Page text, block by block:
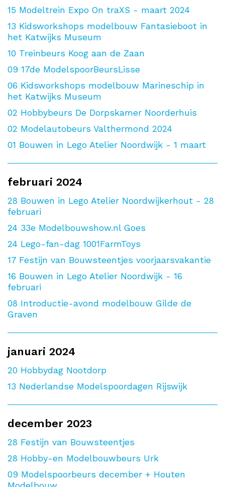
15 Modeltrein Expo On traXS - maart 2024
13 Kidsworkshops modelbouw Fantasieboot in
het Katwijks Museum
10 Treinbeurs Koog aan de Zaan
09 17de ModelspoorBeursLisse
06 Kidsworkshops modelbouw Marineschip in
het Katwijks Museum
02 Hobbybeurs De Dorpskamer Noorderhuis
02 Modelautobeurs Valthermond 2024
01 Bouwen in Lego Atelier Noordwijk - 1 maart
februari 2024
28 Bouwen in Lego Atelier Noordwijkerhout - 28
februari
24 33e Modelbouwshow.nl Goes
24 Lego-fan-dag 1001FarmToys
17 Festijn van Bouwsteentjes voorjaarsvakantie
16 Bouwen in Lego Atelier Noordwijk - 16
februari
08 Introductie-avond modelbouw Gilde de
Graven
januari 2024
20 Hobbydag Nootdorp
13 Nederlandse Modelspoordagen Rijswijk
december 2023
28 Festijn van Bouwsteentjes
28 Hobby-en Modelbouwbeurs Urk
09 Modelspoorbeurs december + Houten